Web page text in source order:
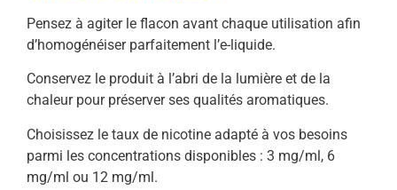
Pensez à agiter le flacon avant chaque utilisation afin
d’homogénéiser parfaitement l’e-liquide.
Conservez le produit à l’abri de la lumière et de la
chaleur pour préserver ses qualités aromatiques.
Choisissez le taux de nicotine adapté à vos besoins
parmi les concentrations disponibles : 3 mg/ml, 6
mg/ml ou 12 mg/ml.